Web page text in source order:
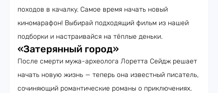
походов в качалку. Самое время начать новый
киномарафон! Выбирай подходящий фильм из нашей
подборки и настраивайся на тёплые деньки.
«Затерянный город»
После смерти мужа-археолога Лоретта Сейдж решает
начать новую жизнь — теперь она известный писатель,
сочиняющий романтические романы о приключениях.